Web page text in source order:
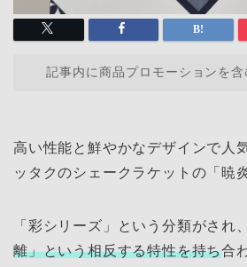
記事内に商品プロモーションを
高い性能と鮮やかなデザインで人
ッタクのシェークラケットの「暁
「彩シリーズ」という分類がされ、
離」という相反する特性を持ち合